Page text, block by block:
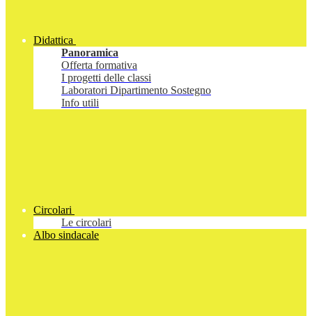
Didattica
Panoramica
Offerta formativa
I progetti delle classi
Laboratori Dipartimento Sostegno
Info utili
Circolari
Le circolari
Albo sindacale